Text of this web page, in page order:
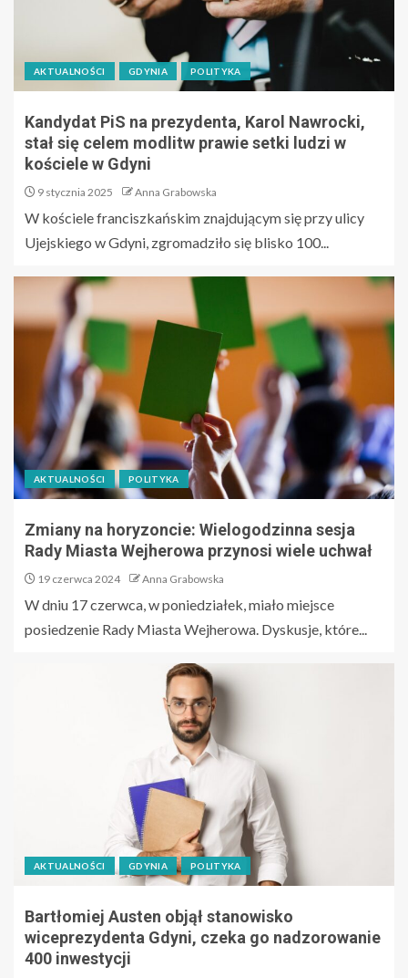
AKTUALNOŚCI GDYNIA POLITYKA
Kandydat PiS na prezydenta, Karol Nawrocki,
stał się celem modlitw prawie setki ludzi w
kościele w Gdyni
9 stycznia 2025 Anna Grabowska
W kościele franciszkańskim znajdującym się przy ulicy
Ujejskiego w Gdyni, zgromadziło się blisko 100...
AKTUALNOŚCI POLITYKA
Zmiany na horyzoncie: Wielogodzinna sesja
Rady Miasta Wejherowa przynosi wiele uchwał
19 czerwca 2024 Anna Grabowska
W dniu 17 czerwca, w poniedziałek, miało miejsce
posiedzenie Rady Miasta Wejherowa. Dyskusje, które...
AKTUALNOŚCI GDYNIA POLITYKA
Bartłomiej Austen objął stanowisko
wiceprezydenta Gdyni, czeka go nadzorowanie
400 inwestycji